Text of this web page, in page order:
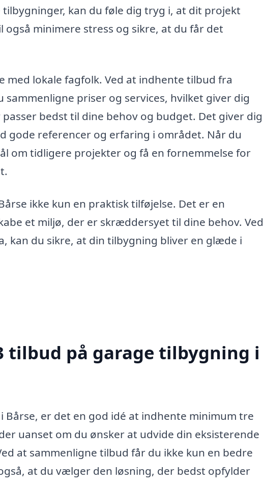
kan du føle dig tryg i, at dit projekt
minimere stress og sikre, at du får det
lokale fagfolk. Ved at indhente tilbud fra
priser og services, hvilket giver dig
bedst til dine behov og budget. Det giver dig
gode referencer og erfaring i området. Når du
om tidligere projekter og få en fornemmelse for
ikke kun en praktisk tilføjelse. Det er en
et miljø, der er skræddersyet til dine behov. Ved
kan du sikre, at din tilbygning bliver en glæde i
på garage tilbygning i
er det en god idé at indhente minimum tre
uanset om du ønsker at udvide din eksisterende
at sammenligne tilbud får du ikke kun en bedre
at du vælger den løsning, der bedst opfylder